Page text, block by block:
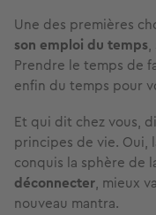
Une des premières
son emploi du temps,
Prendre le temps de
enfin du temps pour
Et qui dit chez vous,
principes de vie. Oui,
conquis la sphère de
déconnecter, mieux
nouveau mantra.